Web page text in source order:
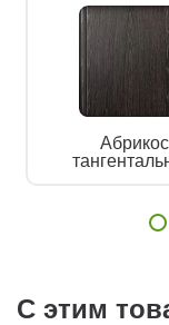
Абрикос
С этим